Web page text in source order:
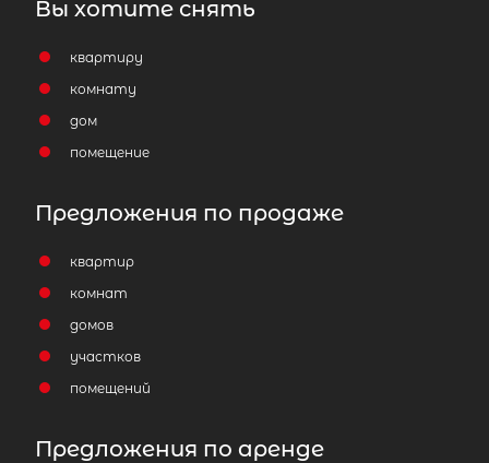
Вы хотите снять
квартиру
комнату
дом
помещение
Предложения по продаже
квартир
комнат
домов
участков
помещений
Предложения по аренде